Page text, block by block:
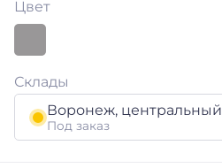
Цвет
Склады
Воронеж, центральный
Под заказ